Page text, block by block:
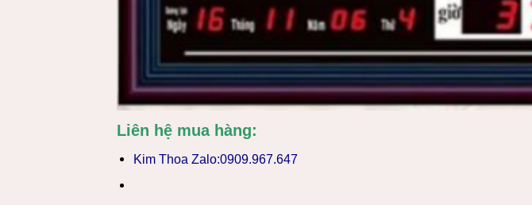
Liên hệ mua hàng:
Kim Thoa Zalo:0909.967.647